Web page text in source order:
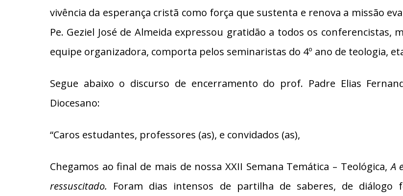
vivência da esperança cristã como força que sustenta e renova a missão
Pe. Geziel José de Almeida expressou gratidão a todos os
equipe organizadora, comporta pelos seminaristas do 4º ano de teologia,
Segue abaixo o discurso de encerramento do prof. Padre Elias
Diocesano:
“Caros estudantes, professores (as), e convidados (as),
Chegamos ao final de mais de nossa XXII Semana Temática – Teológica,A
ressuscitado. Foram dias intensos de partilha de saberes, de diálogo